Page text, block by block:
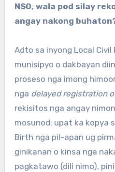
NSO, wala pod silay
angay nakong
Adto sa inyong Local Civil
munisipyo o dakbayan
proseso nga imong
nga delayed registration
rekisitos nga angay
mosunod: upat ka kopya
Birth nga pil-apan ug
ginikanan o kinsa nga
pagkatawo (dili nimo),